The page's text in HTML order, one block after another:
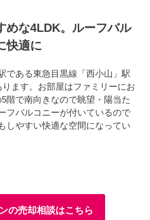
めな4LDK。ルーフバル
快適に
である東急目黒線「西小山」駅
ます。お部屋はファミリーにお
階で南向きなので眺望・陽当た
フバルコニーが付いているので
しやすい快適な空間になってい
の売却相談はこちら